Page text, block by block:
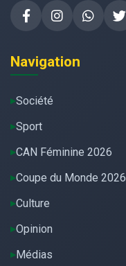
Navigation
Société
Sport
CAN Féminine 2026
Coupe du Monde 2026
Culture
Opinion
Médias